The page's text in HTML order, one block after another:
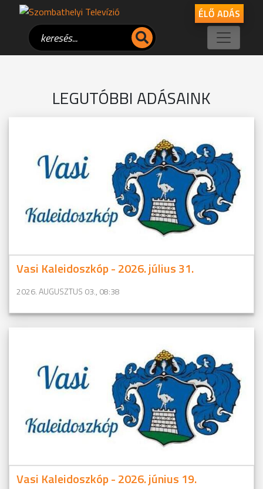
ÉLŐ ADÁS
LEGUTÓBBI ADÁSAINK
Vasi Kaleidoszkóp - 2026. július 31.
2026. AUGUSZTUS 03., 08:38
Vasi Kaleidoszkóp - 2026. június 19.